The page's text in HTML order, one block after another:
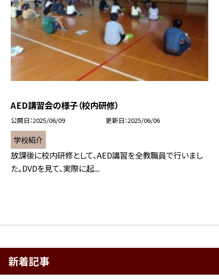
AED講習会の様子（校内研修）
公開日 2025/06/09 更新日 2025/06/06
学校紹介
放課後に校内研修として、AED講習を全教職員で行いまし
た。DVDを見て、実際に起...
新着記事